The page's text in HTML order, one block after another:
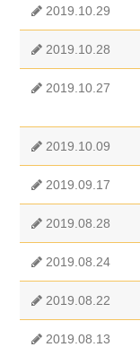
2019.10.29
2019.10.28
2019.10.27
2019.10.09
2019.09.17
2019.08.28
2019.08.24
2019.08.22
2019.08.13